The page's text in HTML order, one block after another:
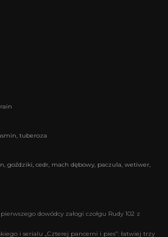
tuberoza
goździki, cedr, mach dębowy, paczula, wetiwer,
dowódcy załogi czołgu Rudy 102 z
i serialu „Czterej pancerni i pies”: łatwiej trzy